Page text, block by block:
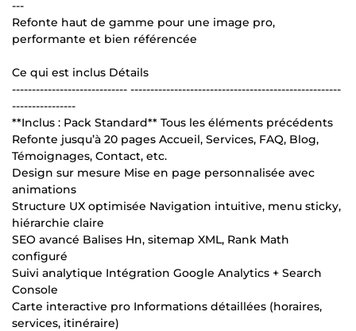
---
Refonte haut de gamme pour une image pro,
performante et bien référencée
Ce qui est inclus Détails
----------------------------- -----------------------------------------------------
----------------
**Inclus : Pack Standard** Tous les éléments précédents
Refonte jusqu’à 20 pages Accueil, Services, FAQ, Blog,
Témoignages, Contact, etc.
Design sur mesure Mise en page personnalisée avec
animations
Structure UX optimisée Navigation intuitive, menu sticky,
hiérarchie claire
SEO avancé Balises Hn, sitemap XML, Rank Math
configuré
Suivi analytique Intégration Google Analytics + Search
Console
Carte interactive pro Informations détaillées (horaires,
services, itinéraire)